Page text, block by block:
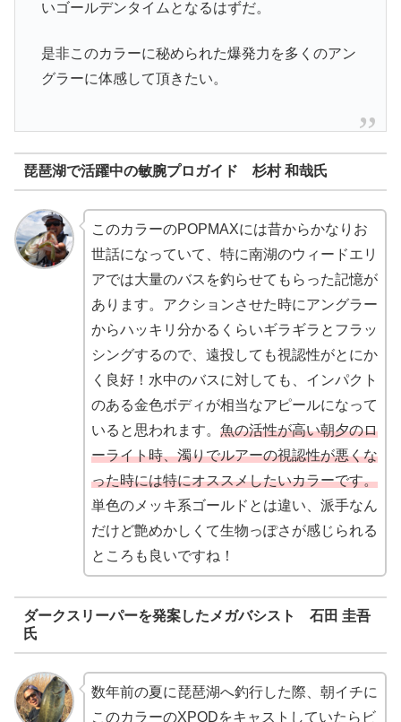
いゴールデンタイムとなるはずだ。
是非このカラーに秘められた爆発力を多くのアン
グラーに体感して頂きたい。
琵琶湖で活躍中の敏腕プロガイド 杉村 和哉氏
このカラーのPOPMAXには昔からかなりお
世話になっていて、特に南湖のウィードエリ
アでは大量のバスを釣らせてもらった記憶が
あります。アクションさせた時にアングラー
からハッキリ分かるくらいギラギラとフラッ
シングするので、遠投しても視認性がとにか
く良好！水中のバスに対しても、インパクト
のある金色ボディが相当なアピールになって
いると思われます。 魚の活性が高い朝夕のロ
ーライト時、濁りでルアーの視認性が悪くな
った時には特にオススメしたいカラーです。
単色のメッキ系ゴールドとは違い、派手なん
だけど艶めかしくて生物っぽさが感じられる
ところも良いですね！
ダークスリーパーを発案したメガバシスト 石田 圭吾
氏
数年前の夏に琵琶湖へ釣行した際、朝イチに
このカラーのXPODをキャストしていたらビ